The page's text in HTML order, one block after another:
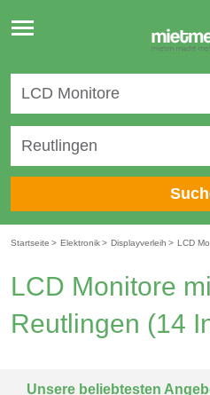
Toggle
navigation
Startseite > Elektronik> Displayverleih > LCD
LCD Monitore
Reutlingen (14
Unsere beliebtesten